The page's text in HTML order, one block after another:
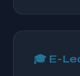
🎓 E-